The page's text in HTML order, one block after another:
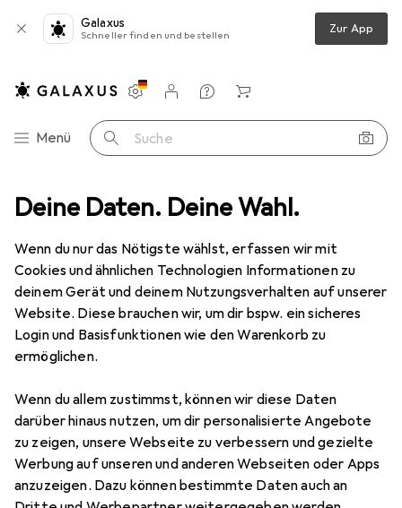
Deine Daten. Deine Wahl.
Wenn du nur das Nötigste wählst, erfassen wir mit
Cookies und ähnlichen Technologien Informationen zu
deinem Gerät und deinem Nutzungsverhalten auf unserer
Website. Diese brauchen wir, um dir bspw. ein sicheres
Login und Basisfunktionen wie den Warenkorb zu
ermöglichen.
Wenn du allem zustimmst, können wir diese Daten
darüber hinaus nutzen, um dir personalisierte Angebote
zu zeigen, unsere Webseite zu verbessern und gezielte
Werbung auf unseren und anderen Webseiten oder Apps
anzuzeigen. Dazu können bestimmte Daten auch an
Galaxus
Schneller finden und bestellen Zur App
Navigation nach Kategorien
Menü Suche
Einstellungen
Kundenkonto
Vergleichslisten
Merklisten
Warenkorb
Schrauben + Bohren Bohrereinsatz Titex Spiralbohrer
2 Bilder
MENGENRABATT
Titex Spiralbohrer
5.8 mm
Preis in EUR inkl. MwSt.
EUR
12,34
Bewertungen Marke